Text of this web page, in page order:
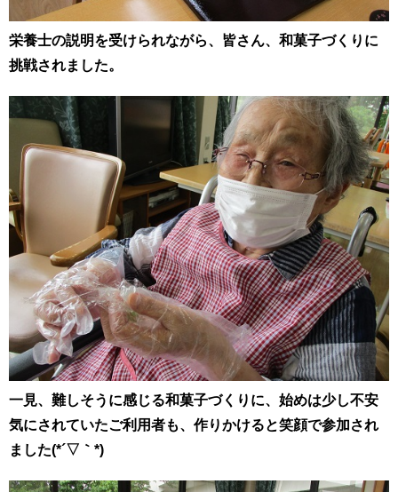
栄養士の説明を受けられながら、皆さん、和菓子づくりに
挑戦されました。
一見、難しそうに感じる和菓子づくりに、始めは少し不安
気にされていたご利用者も、作りかけると笑顔で参加され
ました(*´▽｀*)